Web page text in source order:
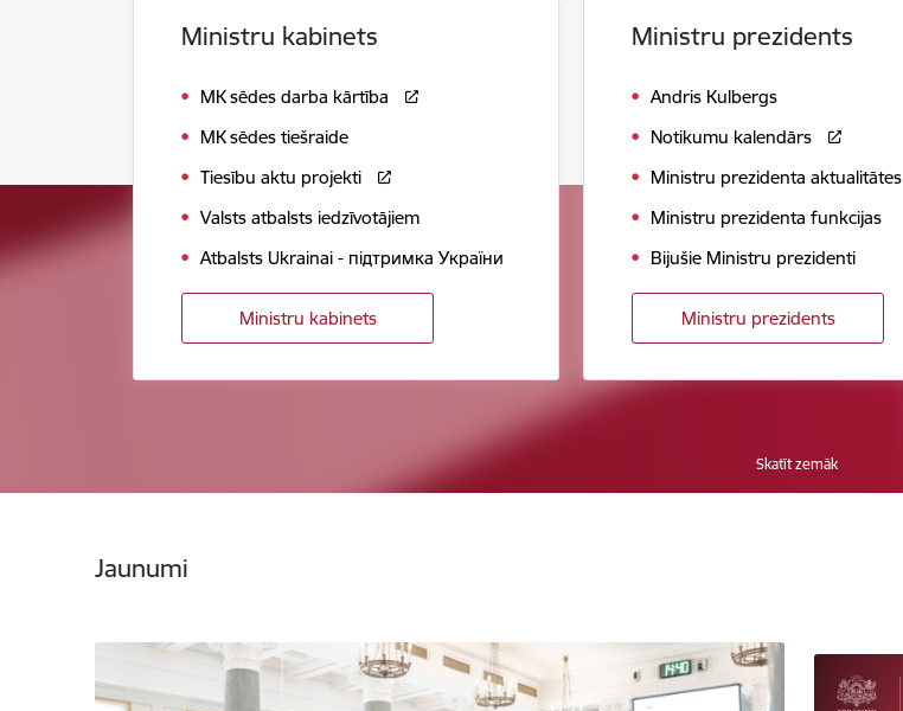
Ministru kabinets
MK sēdes darba kārtība
MK sēdes tiešraide
Tiesību aktu projekti
Valsts atbalsts iedzīvotājiem
Atbalsts Ukrainai - підтримка України
Ministru kabinets
Ministru prezidents
Andris Kulbergs
Notikumu kalendārs
Ministru prezidenta aktualitātes
Ministru prezidenta funkcijas
Bijušie Ministru prezidenti
Ministru prezidents
Skatīt zemāk
Jaunumi